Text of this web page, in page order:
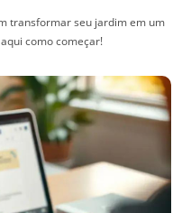
transformar seu jardim em um
como começar!